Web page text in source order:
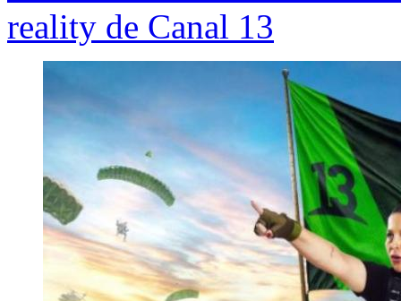
reality de Canal 13